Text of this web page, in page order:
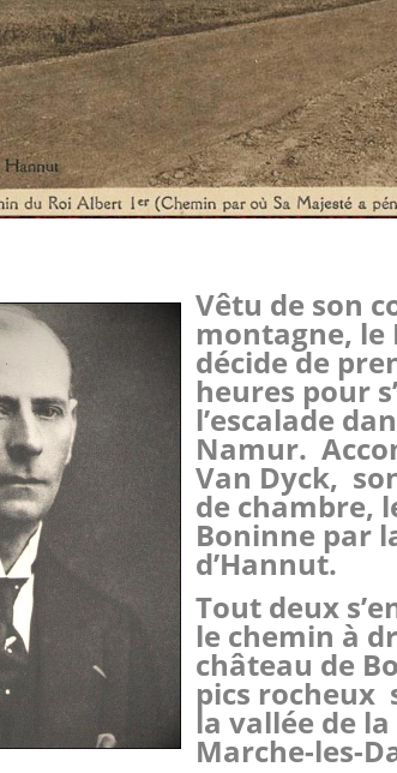
Vêtu de son
montagne, le
décide de
heures pour
l’escalade
Namur.
Van Dyck,
de chambre,
Boninne par
d’Hannut.
Tout deux
le chemin à
château de
pics rocheux
la vallée de la
Marche-les-